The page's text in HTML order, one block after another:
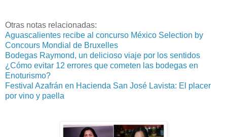
Otras notas relacionadas:
Aguascalientes recibe al concurso México Selection by
Concours Mondial de Bruxelles
Bodegas Raymond, un delicioso viaje por los sentidos
¿Cómo evitar 12 errores que cometen las bodegas en
Enoturismo?
Festival Azafrán en Hacienda San José Lavista: El placer
por vino y paella